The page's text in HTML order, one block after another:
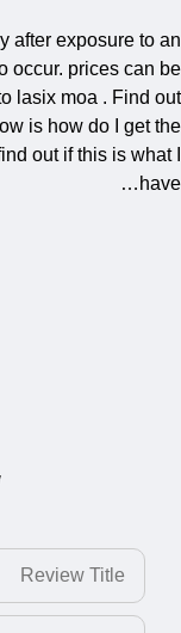
after exposure to
to occur. prices can
to lasix moa . Find
is how do I get
find out if this is